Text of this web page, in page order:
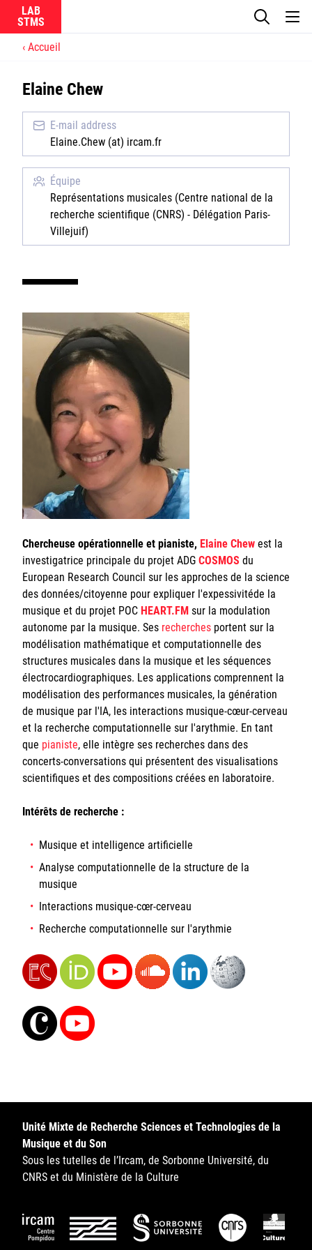
LAB
Sorbonne Université
Ministère de la Culture
Rester informé
Offres d'emplois/stages
Login/Signup
La recherche
Actualités
Équipes
Accueil
Elaine Chew
E-mail address
Elaine.Chew (at) ircam.fr
Équipe
Représentations musicales (Centre national de la
recherche scientifique (CNRS) - Délégation Paris-
Villejuif)
Chercheuse opérationnelle et pianiste, Elaine Chew est la
investigatrice principale du projet ADG COSMOS du
European Research Council sur les approches de la science
des données/citoyenne pour expliquer l'expessivitéde la
musique et du projet POC HEART.FM sur la modulation
autonome par la musique. Ses recherches portent sur la
modélisation mathématique et computationnelle des
structures musicales dans la musique et les séquences
électrocardiographiques. Les applications comprennent la
modélisation des performances musicales, la génération
de musique par l'IA, les interactions musique-cœur-cerveau
et la recherche computationnelle sur l'arythmie. En tant
que pianiste, elle intègre ses recherches dans des
concerts-conversations qui présentent des visualisations
scientifiques et des compositions créées en laboratoire.
Intérêts de recherche :
Musique et intelligence artificielle
Analyse computationnelle de la structure de la
musique
Interactions musique-cœr-cerveau
Recherche computationnelle sur l'arythmie
Unité Mixte de Recherche Sciences et Technologies de la
Musique et du Son
Sous les tutelles de l’Ircam, de Sorbonne Université, du
CNRS et du Ministère de la Culture